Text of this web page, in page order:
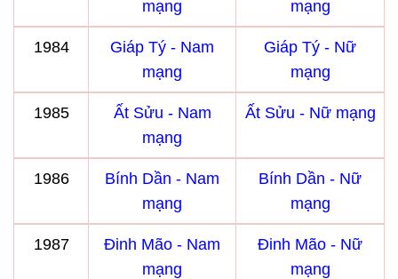
mạng mạng
1984
Giáp Tý - Nam
mạng
Giáp Tý - Nữ
mạng
1985
Ất Sửu - Nam
mạng
Ất Sửu - Nữ mạng
1986
Bính Dần - Nam
mạng
Bính Dần - Nữ
mạng
1987
Đinh Mão - Nam
mạng
Đinh Mão - Nữ
mạng